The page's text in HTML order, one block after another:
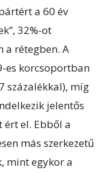
a 60 év
32%-ot
rétegben. A
es korcsoportban
százalékkal), míg
jelentős
el. Ebből a
más szerkezetű
mint egykor a